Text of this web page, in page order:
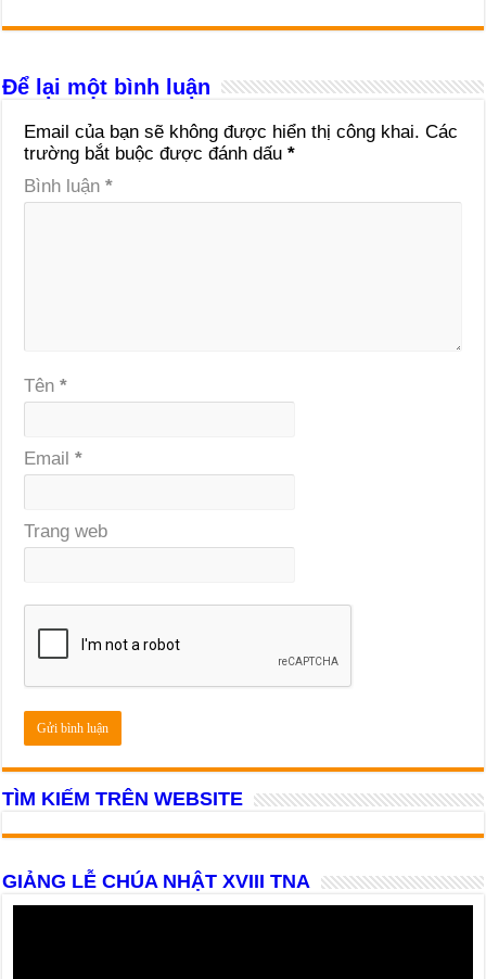
Để lại một bình luận
Email của bạn sẽ không được hiển thị công khai. Các
trường bắt buộc được đánh dấu*
Bình luận*
Tên*
Email*
Trang web
TÌM KIẾM TRÊN WEBSITE
GIẢNG LỄ CHÚA NHẬT XVIII TNA